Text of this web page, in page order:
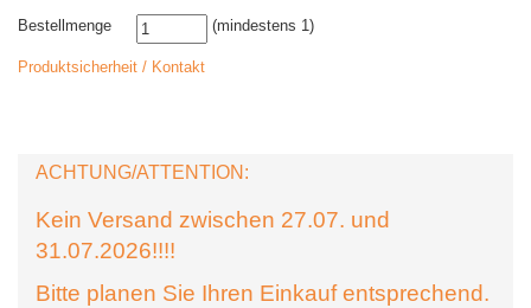
Bestellmenge (mindestens 1)
Produktsicherheit / Kontakt
ACHTUNG/ATTENTION:
Kein Versand zwischen 27.07. und
31.07.2026!!!!
Bitte planen Sie Ihren Einkauf entsprechend.